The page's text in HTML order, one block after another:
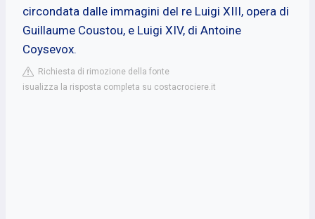
circondata dalle immagini del re Luigi XIII, opera di
Guillaume Coustou, e Luigi XIV, di Antoine
Coysevox.
Richiesta di rimozione della fonte
isualizza la risposta completa su costacrociere.it